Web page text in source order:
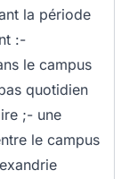
la période
:-
le campus
quotidien
;- une
le campus